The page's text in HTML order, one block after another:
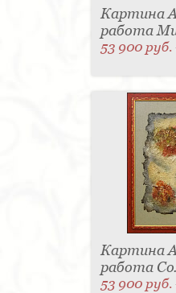
Картина
работа
53 900 руб.
Картина
работа
53 900 руб.